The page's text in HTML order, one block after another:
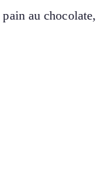
au chocolate,